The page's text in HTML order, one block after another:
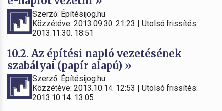
Szerző: Építésijog.hu
Közzétéve: 2013.09.30. 21:23 | Utolsó frissítés:
2013.11.30. 18:51
10.2. Az építési napló vezetésének
szabályai (papír alapú) »
Szerző: Építésijog.hu
Közzétéve: 2013.10.14. 12:53 | Utolsó frissítés:
2013.10.14. 13:05